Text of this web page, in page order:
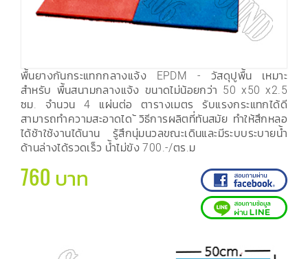
พื้นยางกันกระแทกกลางแจ้ง EPDM - วัสดุปูพื้น เหมาะ
สำหรับ พื้นสนามกลางแจ้ง ขนาดไม่น้อยกว่า 50 x50 x2.5
ซม. จำนวน 4 แผ่นต่อ ตารางเมตร รับแรงกระแทกได้ดี
สามารถทำความสะอาดได ้วิธีการผลิตที่ทันสมัย ทำให้สึกหลอ
ได้ช้าใช้งานได้นาน รู้สึกนุ่มนวลขณะเดินและมีระบบระบายน้ำ
ด้านล่างได้รวดเร็ว น้ำไม่ขัง 700.-/ตร.ม
760 บาท